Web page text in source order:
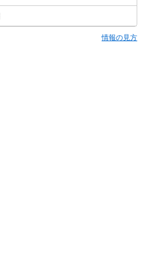
情報の見方